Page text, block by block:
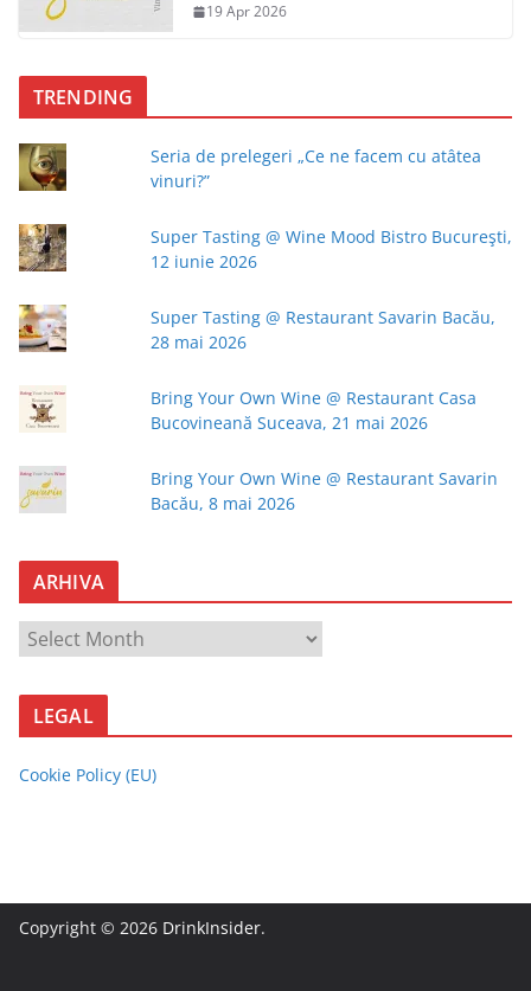
19 Apr 2026
TRENDING
Seria de prelegeri „Ce ne facem cu atâtea
vinuri?”
Super Tasting @ Wine Mood Bistro Bucureşti,
12 iunie 2026
Super Tasting @ Restaurant Savarin Bacău,
28 mai 2026
Bring Your Own Wine @ Restaurant Casa
Bucovineană Suceava, 21 mai 2026
Bring Your Own Wine @ Restaurant Savarin
Bacău, 8 mai 2026
ARHIVA
H
A
LEGAL
Cookie Policy (EU)
Copyright © 2026 DrinkInsider.